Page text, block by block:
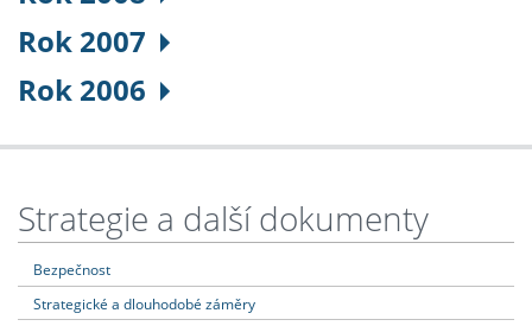
Rok 2007
Rok 2006
Strategie a další dokumenty
Bezpečnost
Strategické a dlouhodobé záměry